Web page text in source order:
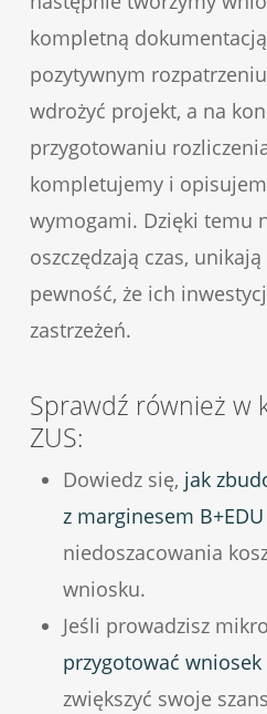
kompletną
pozytywnym
wdrożyć projekt, a na
przygotowaniu
kompletujemy i
wymogami. Dzięki temu
oszczędzają czas,
pewność, że ich
zastrzeżeń.
Sprawdź również w
ZUS:
Dowiedz się, jak
z marginesem B+EDU
niedoszacowania
wniosku.
Jeśli prowadzisz
przygotować
zwiększyć swoje